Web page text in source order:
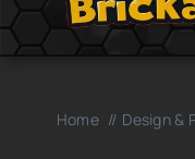
Home Design &